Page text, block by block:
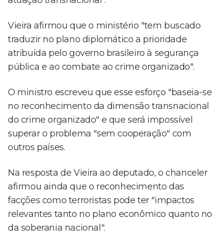
Vieira afirmou que o ministério "tem buscado
traduzir no plano diplomático a prioridade
atribuída pelo governo brasileiro à segurança
pública e ao combate ao crime organizado".
O ministro escreveu que esse esforço "baseia-se
no reconhecimento da dimensão transnacional
do crime organizado" e que será impossível
superar o problema "sem cooperação" com
outros países.
Na resposta de Vieira ao deputado, o chanceler
afirmou ainda que o reconhecimento das
facções como terroristas pode ter "impactos
relevantes tanto no plano econômico quanto no
da soberania nacional".